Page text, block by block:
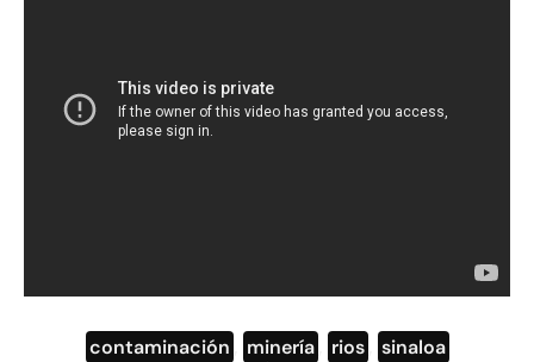
contaminación minería rios sinaloa